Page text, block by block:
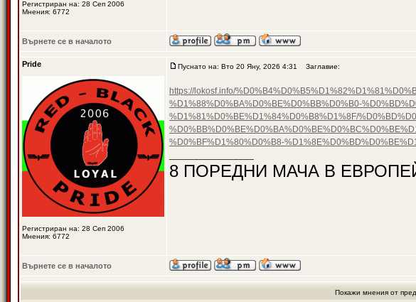
Регистриран на: 28 Сеп 2006
Мнения: 6772
Върнете се в началото
Pride
Регистриран на: 28 Сеп 2006
Мнения: 6772
Пуснато на: Вто 20 Яну, 2026 4:31 Заглавие:
https://lokosf.info/
%D1%88%D0%BA%D0%BE%D0%BB%D0%B0-
%D1%81%D0%BE%D1%84%D0%B8%D1%8F/
%D0%BF%D1%80%D0%B8-
8 ПОРЕДНИ МАЧА В
Върнете се в началото
Покажи мнения от